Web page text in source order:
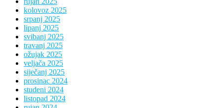
kolovoz 2025
srpanj 2025
lipanj 2025
svibanj 2025
travanj 2025
ožujak 2025
veljača 2025
siječanj 2025
prosinac 2024
studeni 2024
listopad 2024